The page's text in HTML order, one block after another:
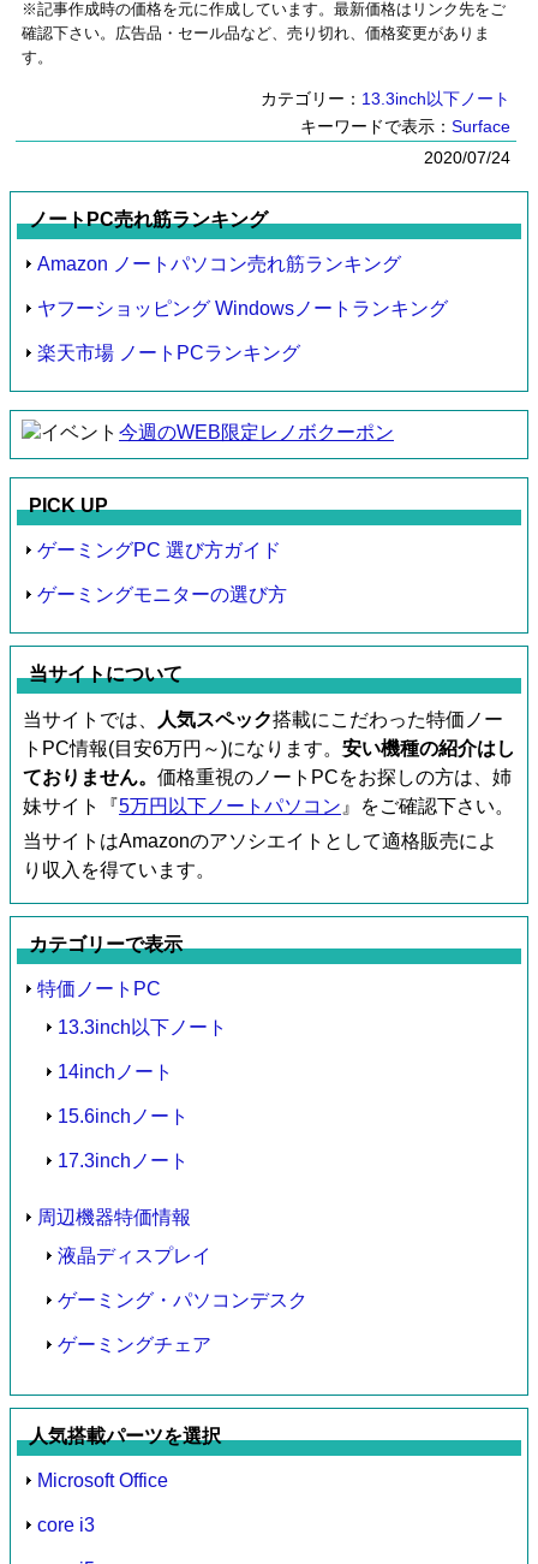
※記事作成時の価格を元に作成しています。最新価格はリンク先をご
確認下さい。広告品・セール品など、売り切れ、価格変更がありま
す。
カテゴリー： 13.3inch以下ノート
キーワードで表示： Surface
2020/07/24
ノートPC売れ筋ランキング
Amazon ノートパソコン売れ筋ランキング
ヤフーショッピング Windowsノートランキング
楽天市場 ノートPCランキング
今週のWEB限定レノボクーポン
PICK UP
ゲーミングPC 選び方ガイド
ゲーミングモニターの選び方
当サイトについて
当サイトでは、 人気スペック搭載にこだわった特価ノー
トPC情報(目安6万円～)になります。 安い機種の紹介はし
ておりません。 価格重視のノートPCをお探しの方は、姉
妹サイト『5万円以下ノートパソコン 』をご確認下さい。
当サイトはAmazonのアソシエイトとして適格販売によ
り収入を得ています。
カテゴリーで表示
特価ノートPC
13.3inch以下ノート
14inchノート
15.6inchノート
17.3inchノート
周辺機器特価情報
液晶ディスプレイ
ゲーミング・パソコンデスク
ゲーミングチェア
人気搭載パーツを選択
Microsoft Office
core i3